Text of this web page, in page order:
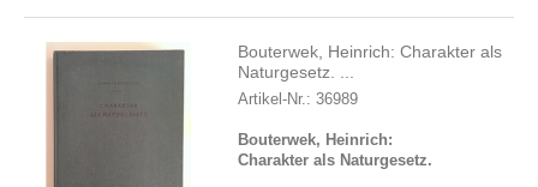
Bouterwek, Heinrich: Charakter als
Naturgesetz. ...
Artikel-Nr.: 36989
Bouterwek, Heinrich:
Charakter als Naturgesetz.